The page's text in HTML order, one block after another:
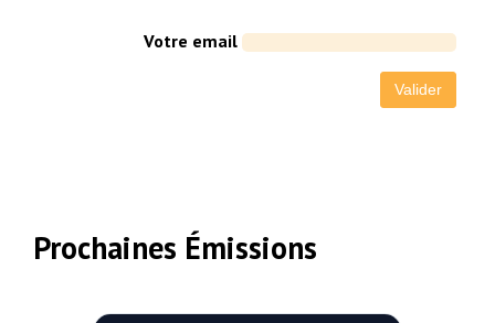
Votre email
Prochaines Émissions